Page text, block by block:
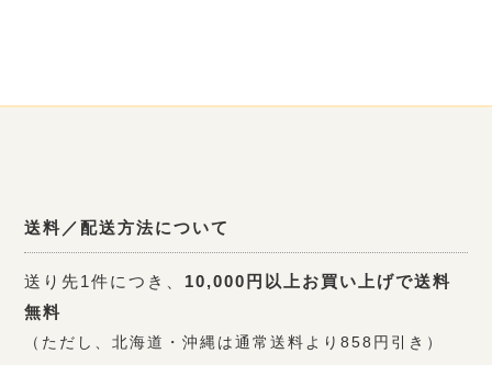
送料／配送方法について
送り先1件につき、 10,000円以上お買い上げで送料
無料
（ただし、北海道・沖縄は通常送料より858円引き）